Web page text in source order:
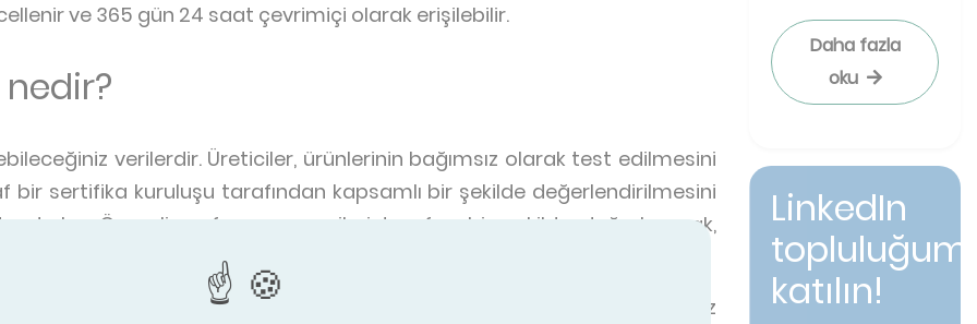
ve 365 gün 24 saat çevrimiçi olarak erişilebilir.
verilerdir. Üreticiler, ürünlerinin bağımsız olarak test edilmesini
bir sertifika kuruluşu tarafından kapsamlı bir şekilde değerlendirilmesini
Önemli performans verileri tarafsız bir şekilde doğrulanarak,
gibi performans göstereceği garanti edilir.
programa değişiklik gösterse de, ısı pompası sertifikasyonu bağımsız
Daha fazla
oku
LinkedIn
katılın!